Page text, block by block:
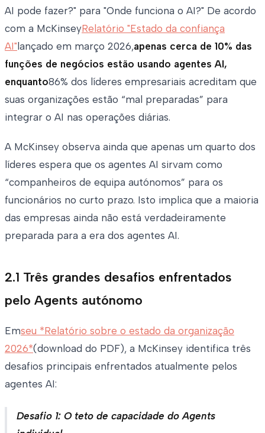
AI pode fazer?" para "Onde funciona o AI?" De acordo
com a McKinseyRelatório "Estado da confiança
AI"lançado em março 2026,apenas cerca de 10% das
funções de negócios estão usando agentes AI,
enquanto86% dos líderes empresariais acreditam que
suas organizações estão “mal preparadas” para
integrar o AI nas operações diárias.
A McKinsey observa ainda que apenas um quarto dos
líderes espera que os agentes AI sirvam como
“companheiros de equipa autónomos” para os
funcionários no curto prazo. Isto implica que a maioria
das empresas ainda não está verdadeiramente
preparada para a era dos agentes AI.
2.1 Três grandes desafios enfrentados
pelo Agents autónomo
Emseu *Relatório sobre o estado da organização
2026*(download do PDF), a McKinsey identifica três
desafios principais enfrentados atualmente pelos
agentes AI:
Desafio 1: O teto de capacidade do Agents